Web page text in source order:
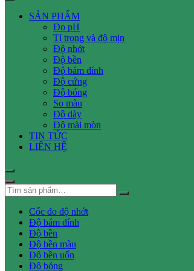
SẢN PHẨM
Đo pH
Tỉ trọng và độ mịn
Độ nhớt
Độ bền
Độ bám dính
Độ cứng
Độ bóng
So màu
Độ dày
Độ mài mòn
TIN TỨC
LIÊN HỆ
Cốc đo độ nhớt
Độ bám dính
Độ bền
Độ bền màu
Độ bền uốn
Độ bóng